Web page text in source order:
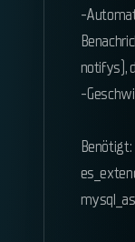
-
notifys),
-
Benötigt: